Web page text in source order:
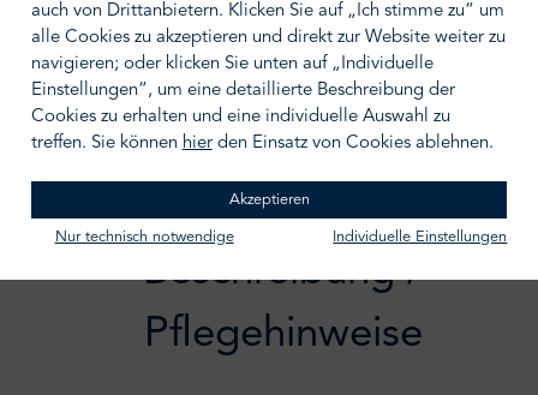
BERATUNGSTERMIN VEREINBAREN
Zum Merkzettel hinzufügen
Beschreibung /
Pflegehinweise
auch von Drittanbietern. Klicken Sie auf „Ich stimme zu“ um
alle Cookies zu akzeptieren und direkt zur Website weiter zu
navigieren; oder klicken Sie unten auf „Individuelle
Einstellungen“, um eine detaillierte Beschreibung der
Cookies zu erhalten und eine individuelle Auswahl zu
treffen. Sie können hierden Einsatz von Cookies ablehnen.
Akzeptieren
Nur technisch notwendige Individuelle Einstellungen